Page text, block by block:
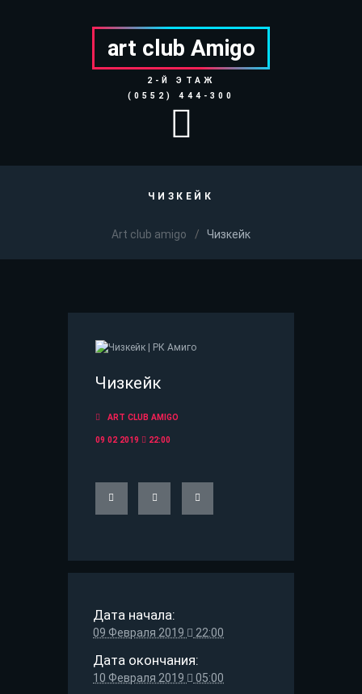
art club Аmigo
2-Й ЭТАЖ
(0552) 444-300
ЧИЗКЕЙК
Art club amigo Чизкейк
Чизкейк
ART CLUB АMIGO
09 02 2019 22:00
Дата начала:
09 Февраля 2019 22:00
Дата окончания:
10 Февраля 2019 05:00